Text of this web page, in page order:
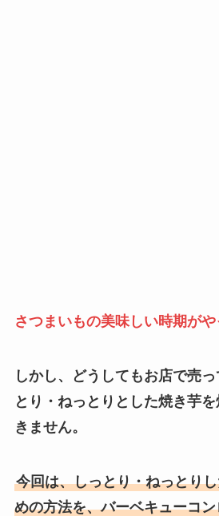
さつまいもの美味しい時期がや
しかし、どうしてもお店で売
とり・ねっとりとした焼き芋
きません。
今回は、しっとり・ねっとり
めの方法を、バーベキューコ